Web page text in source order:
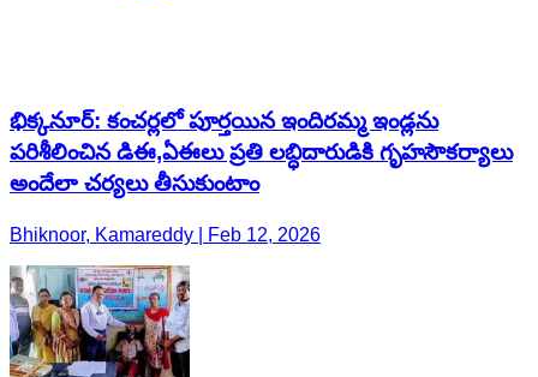
భిక్కనూర్: కంచర్లలో పూర్తయిన ఇందిరమ్మ ఇండ్లను
పరిశీలించిన డిఈ,ఏఈలు ప్రతి లబ్ధిదారుడికి గృహసౌకర్యాలు
అందేలా చర్యలు తీసుకుంటాం
Bhiknoor, Kamareddy | Feb 12, 2026